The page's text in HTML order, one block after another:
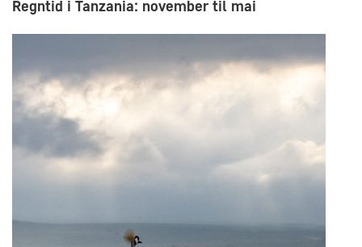
Regntid i Tanzania: november til mai